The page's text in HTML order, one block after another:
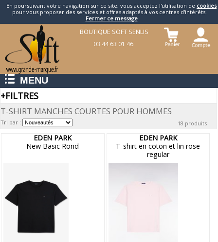
En poursuivant votre navigation sur ce site, vous acceptez l'utilisation de cookies
pour vous proposer des services et offres adaptés à vos centres d'intérêts.
Fermer ce message
BOUTIQUE SOFT SENLIS
03 44 63 01 46
MENU
+FILTRES
T-SHIRT MANCHES COURTES POUR HOMMES
Tri par : 18 produits
EDEN PARK
New Basic Rond
EDEN PARK
T-shirt en coton et lin rose
regular